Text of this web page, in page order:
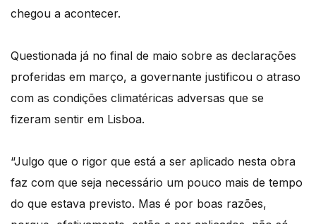
chegou a acontecer.
Questionada já no final de maio sobre as declarações
proferidas em março, a governante justificou o atraso
com as condições climatéricas adversas que se
fizeram sentir em Lisboa.
“Julgo que o rigor que está a ser aplicado nesta obra
faz com que seja necessário um pouco mais de tempo
do que estava previsto. Mas é por boas razões,